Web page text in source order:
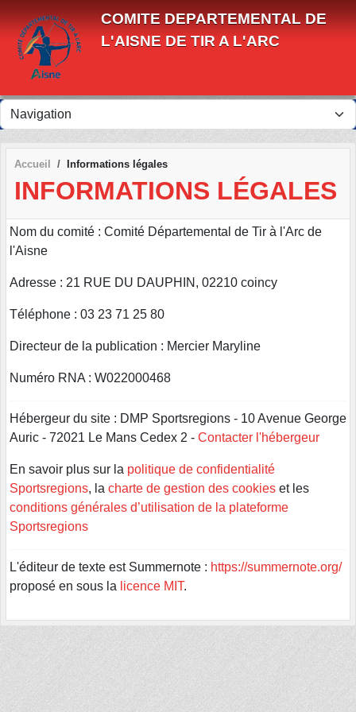
COMITE DEPARTEMENTAL DE
L'AISNE DE TIR A L'ARC
Accueil Informations légales
INFORMATIONS LÉGALES
Nom du comité : Comité Départemental de Tir à l'Arc de
l'Aisne
Adresse : 21 RUE DU DAUPHIN, 02210 coincy
Téléphone : 03 23 71 25 80
Directeur de la publication : Mercier Maryline
Numéro RNA : W022000468
Hébergeur du site : DMP Sportsregions - 10 Avenue George
Auric - 72021 Le Mans Cedex 2 - Contacter l'hébergeur
En savoir plus sur la politique de confidentialité
Sportsregions, la charte de gestion des cookies et les
conditions générales d’utilisation de la plateforme
Sportsregions
L'éditeur de texte est Summernote : https://summernote.org/
proposé en sous la licence MIT.